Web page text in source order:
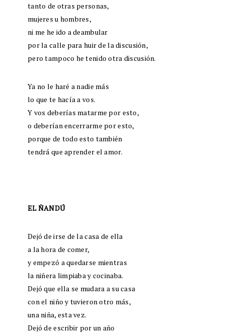
tanto de otras personas,
mujeres u hombres,
ni me he ido a deambular
por la calle para huir de la discusión,
pero tampoco he tenido otra discusión.
Ya no le haré a nadie más
lo que te hacía a vos.
Y vos deberías matarme por esto,
o deberían encerrarme por esto,
porque de todo esto también
tendrá que aprender el amor.
EL ÑANDÚ
Dejó de irse de la casa de ella
a la hora de comer,
y empezó a quedarse mientras
la niñera limpiaba y cocinaba.
Dejó que ella se mudara a su casa
con el niño y tuvieron otro más,
una niña, esta vez.
Dejó de escribir por un año